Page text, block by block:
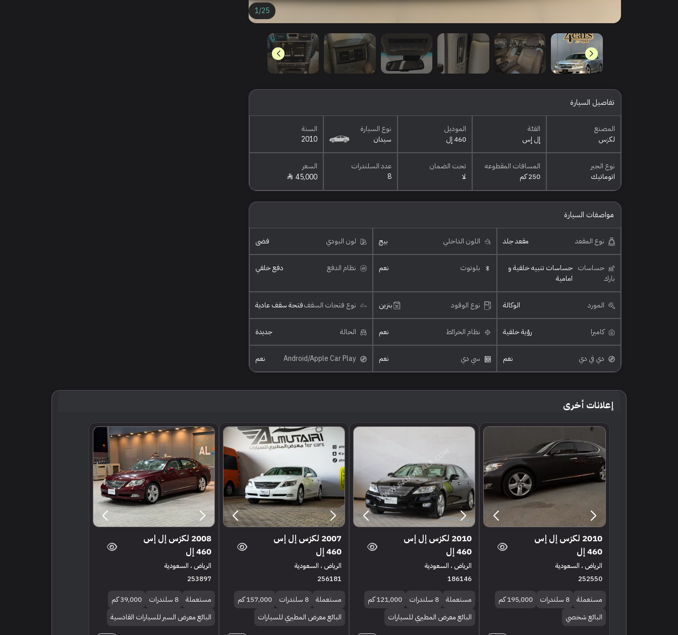
1/25
تفاصيل السيارة
المصنع
لكزس
الفئة
إل إس
الموديل
460 إل
نوع السيارة
سيدان
السنة
2010
نوع الجير
اتوماتيك
المسافات المقطوعه
250 كم
تحت الضمان
لا
عدد السلندرات
8
السعر
45,000
مواصفات السيارة
نوع المقعد مقعد جلد اللون الداخلي بيج لون البودي فضي
حساسات
بارك
حساسات تنبيه خلفية و
امامية
بلوتوث نعم نظام الدفع دفع خلفي
المورد الوكالة نوع الوقود بنزين نوع فتحات السقففتحة سقف عادية
كاميرا رؤية خلفية نظام الخرائط نعم الحالة جديدة
دي في دي نعم سي دي نعم نعم
إعلانات أخرى
2010 لكزس إل إس
460 إل
الرياض ، السعودية
252550
مستعملة 8 سلندرات
195,000 كم
البائع شخصي
2010 لكزس إل إس
460 إل
الرياض ، السعودية
186146
مستعملة 8 سلندرات
121,000 كم
البائع معرض المطيري للسيارات
2007 لكزس إل إس
460 إل
الرياض ، السعودية
256181
مستعملة 8 سلندرات
157,000 كم
البائع معرض المطيري للسيارات
2008 لكزس إل إس
460 إل
الرياض ، السعودية
253897
مستعملة 8 سلندرات
39,000 كم
البائع معرض السبر للسيارات القادسية